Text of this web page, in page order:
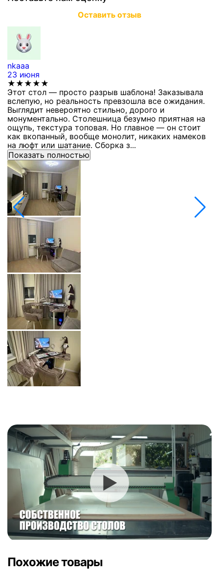
Оставить отзыв
nkaaa
23 июня
★★★★★
Этот стол — просто разрыв шаблона! Заказывала
вслепую, но реальность превзошла все ожидания.
Выглядит невероятно стильно, дорого и
монументально. Столешница безумно приятная на
ощупь, текстура топовая. Но главное — он стоит
как вкопанный, вообще монолит, никаких намеков
на люфт или шатание. Сборка з...
Показать полностью
Похожие товары